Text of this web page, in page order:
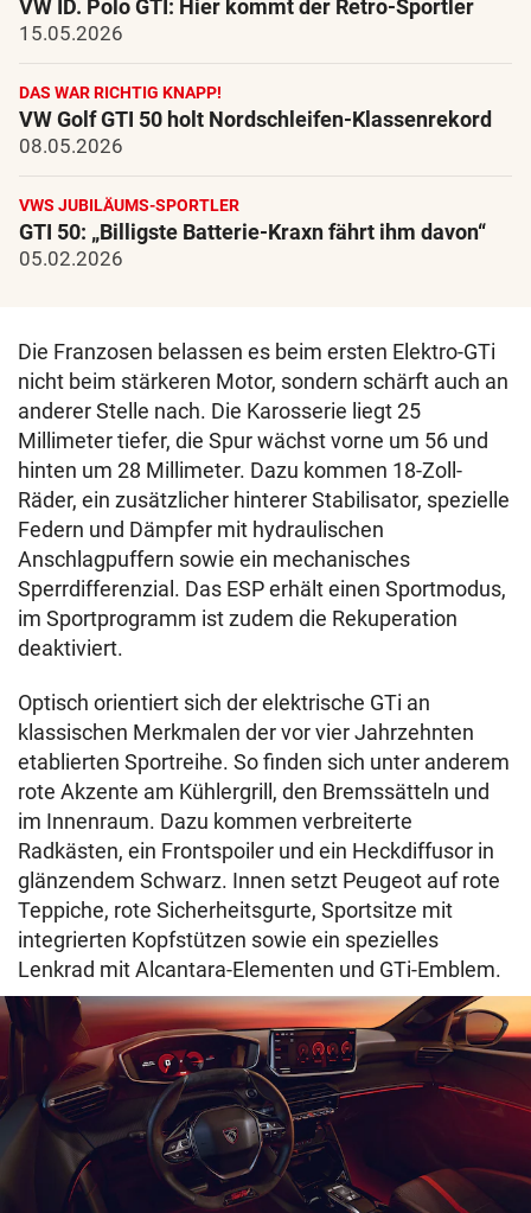
VW ID. Polo GTI: Hier kommt der Retro-Sportler
15.05.2026
DAS WAR RICHTIG KNAPP!
VW Golf GTI 50 holt Nordschleifen-Klassenrekord
08.05.2026
VWS JUBILÄUMS-SPORTLER
GTI 50: „Billigste Batterie-Kraxn fährt ihm davon“
05.02.2026
Die Franzosen belassen es beim ersten Elektro-GTi
nicht beim stärkeren Motor, sondern schärft auch an
anderer Stelle nach. Die Karosserie liegt 25
Millimeter tiefer, die Spur wächst vorne um 56 und
hinten um 28 Millimeter. Dazu kommen 18-Zoll-
Räder, ein zusätzlicher hinterer Stabilisator, spezielle
Federn und Dämpfer mit hydraulischen
Anschlagpuffern sowie ein mechanisches
Sperrdifferenzial. Das ESP erhält einen Sportmodus,
im Sportprogramm ist zudem die Rekuperation
deaktiviert.
Optisch orientiert sich der elektrische GTi an
klassischen Merkmalen der vor vier Jahrzehnten
etablierten Sportreihe. So finden sich unter anderem
rote Akzente am Kühlergrill, den Bremssätteln und
im Innenraum. Dazu kommen verbreiterte
Radkästen, ein Frontspoiler und ein Heckdiffusor in
glänzendem Schwarz. Innen setzt Peugeot auf rote
Teppiche, rote Sicherheitsgurte, Sportsitze mit
integrierten Kopfstützen sowie ein spezielles
Lenkrad mit Alcantara-Elementen und GTi-Emblem.